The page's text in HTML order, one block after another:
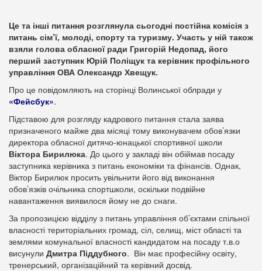
Це та інші питання розглянула сьогодні постійна комісія з
питань сім’ї, молоді, спорту та туризму. Участь у ній також
взяли голова обласної ради Григорій Недопад, його
перший заступник Юрій Поліщук та керівник профільного
управління ОВА Олександр Хвещук.
Про це повідомляють на сторінці Волинської облради у
«Фейсбук».
Підставою для розгляду кадрового питання стала заява
призначеного майже два місяці тому виконувачем обов’язки
директора обласної дитячо-юнацької спортивної школи
Віктора Бирилюка. До цього у закладі він обіймав посаду
заступника керівника з питань економіки та фінансів. Однак,
Віктор Бирилюк просить увільнити його від виконання
обов’язків очільника спортшколи, оскільки подвійне
навантаження виявилося йому не до снаги.
За пропозицією відділу з питань управління об’єктами спільної
власності територіальних громад, сіл, селищ, міст області та
землями комунальної власності кандидатом на посаду т.в.о
висунули Дмитра Піддубного. Він має професійну освіту,
тренерський, організаційний та керівний досвід.